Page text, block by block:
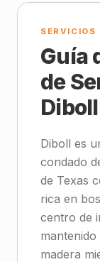
SERVICIOS
Guía
de
Diboll es
condado
de Texas
rica en
centro de
madera